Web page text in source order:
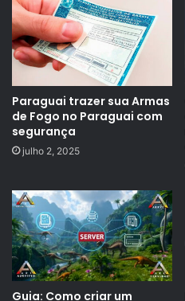
Paraguai trazer sua Armas
de Fogo no Paraguai com
segurança
julho 2, 2025
Guia: Como criar um